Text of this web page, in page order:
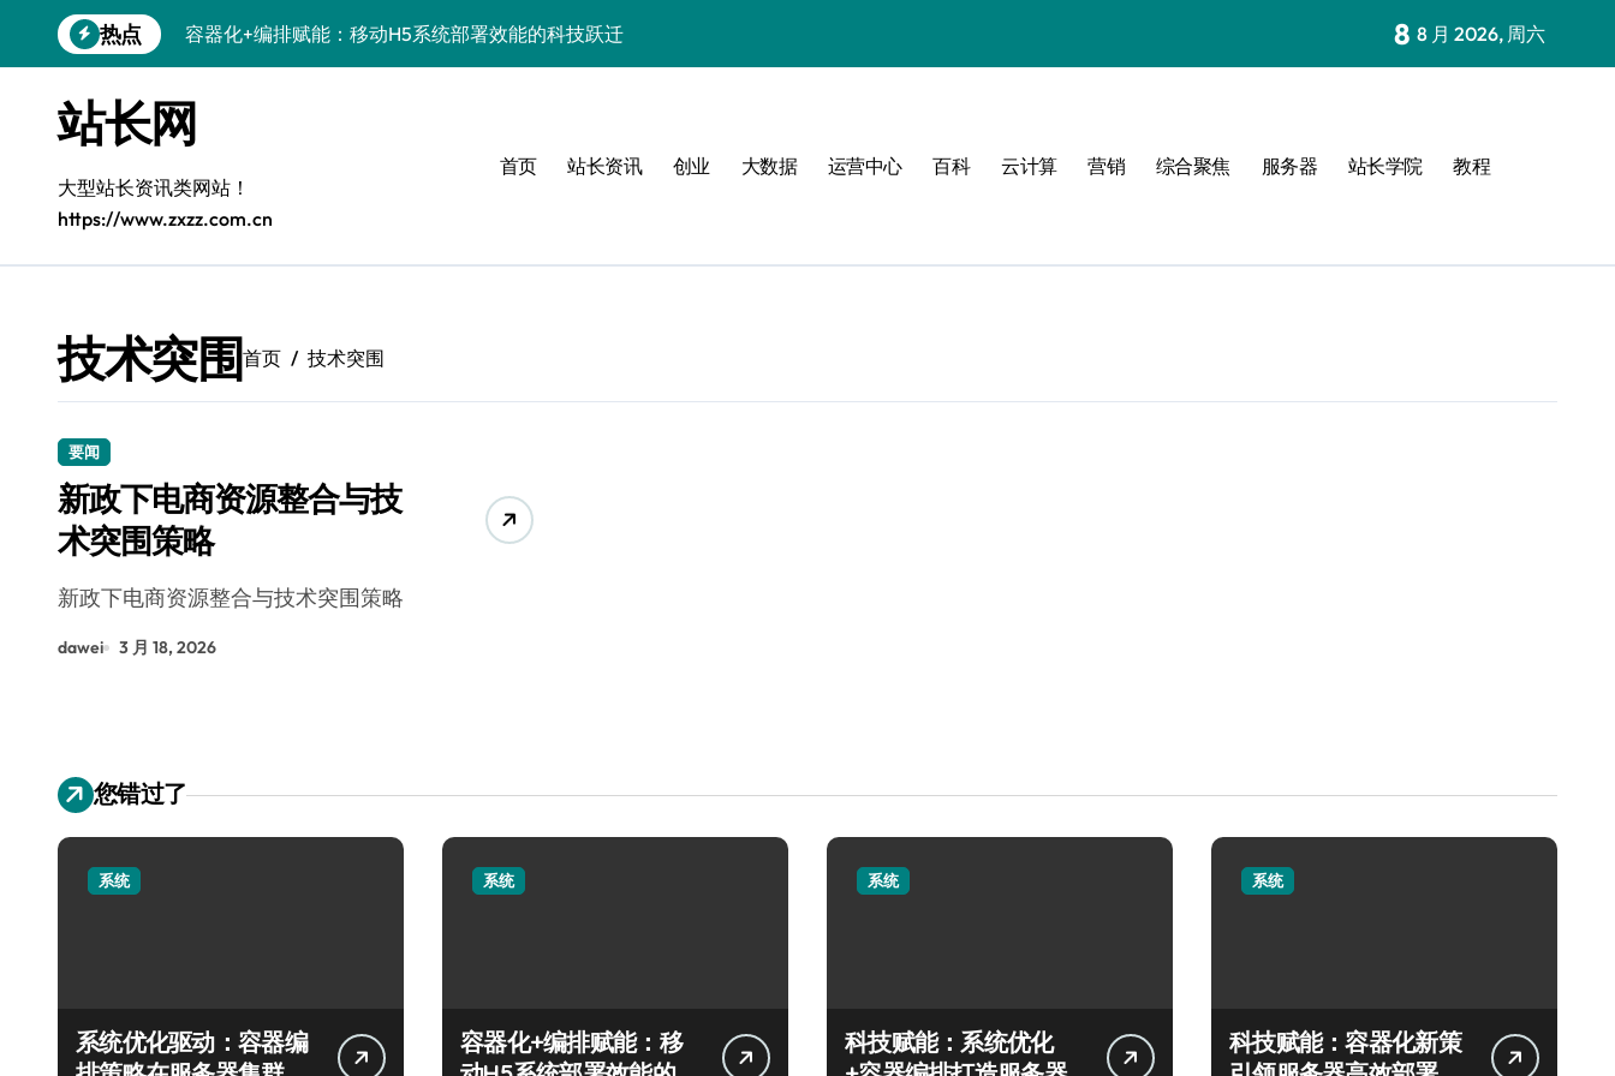
到
热点
容器化+编排赋能：移动H5系统部署效能的科技跃迁
科技赋能：容器化新策引领服务器高效部署与智能编排革新
科技赋能：系统容器智能优化，高效编排促服务器性能飙升
弹性架构赋能精准计算，重塑云端体验
Windows开发环境搭建：运行库管理全攻略
鸿蒙云架构下弹性计算优化探索
8 8 月 2026, 周六
站长网
大型站长资讯类网站！
https://www.zxzz.com.cn
首页 站长资讯 创业 大数据 运营中心 百科 云计算 营销 综合聚焦 服务器 站长学院 教程
技术突围首页 技术突围
要闻
新政下电商资源整合与技
术突围策略
新政下电商资源整合与技术突围策略
dawei 3 月 18, 2026
您错过了
系统
系统优化驱动：容器编
系统
容器化+编排赋能：移
系统
科技赋能：系统优化
系统
科技赋能：容器化新策